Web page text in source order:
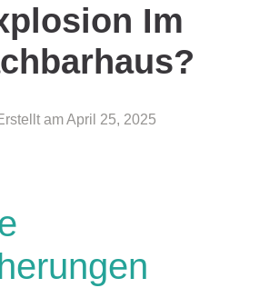
Im
am April 25, 2025